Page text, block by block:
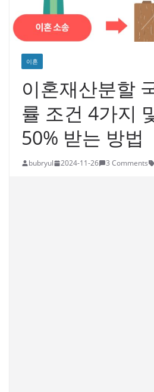
이혼
이혼재산분할
률 조건 4가지
50% 받는 방법
bubryul 2024-11-26 3 Comments